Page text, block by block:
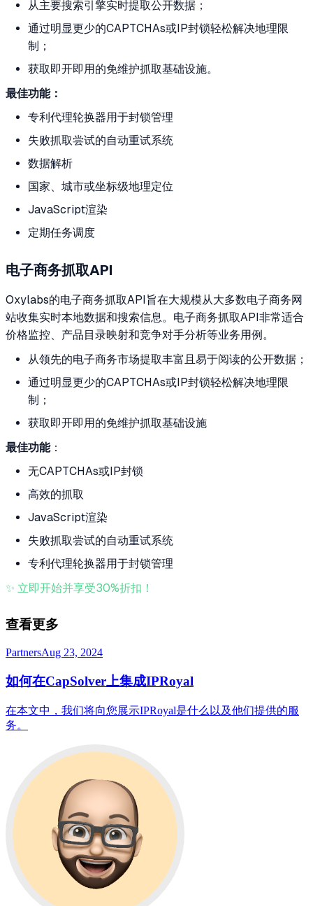
从主要搜索引擎实时提取公开数据；
通过明显更少的CAPTCHAs或IP封锁轻松解决地理限
制；
获取即开即用的免维护抓取基础设施。
最佳功能：
专利代理轮换器用于封锁管理
失败抓取尝试的自动重试系统
数据解析
国家、城市或坐标级地理定位
JavaScript渲染
定期任务调度
电子商务抓取API
Oxylabs的电子商务抓取API旨在大规模从大多数电子商务网
站收集实时本地数据和搜索信息。电子商务抓取API非常适合
价格监控、产品目录映射和竞争对手分析等业务用例。
从领先的电子商务市场提取丰富且易于阅读的公开数据；
通过明显更少的CAPTCHAs或IP封锁轻松解决地理限
制；
获取即开即用的免维护抓取基础设施
最佳功能：
无CAPTCHAs或IP封锁
高效的抓取
JavaScript渲染
失败抓取尝试的自动重试系统
专利代理轮换器用于封锁管理
✨ 立即开始并享受30%折扣！
查看更多
PartnersAug 23, 2024
如何在CapSolver上集成IPRoyal
在本文中，我们将向您展示IPRoyal是什么以及他们提供的服
务。